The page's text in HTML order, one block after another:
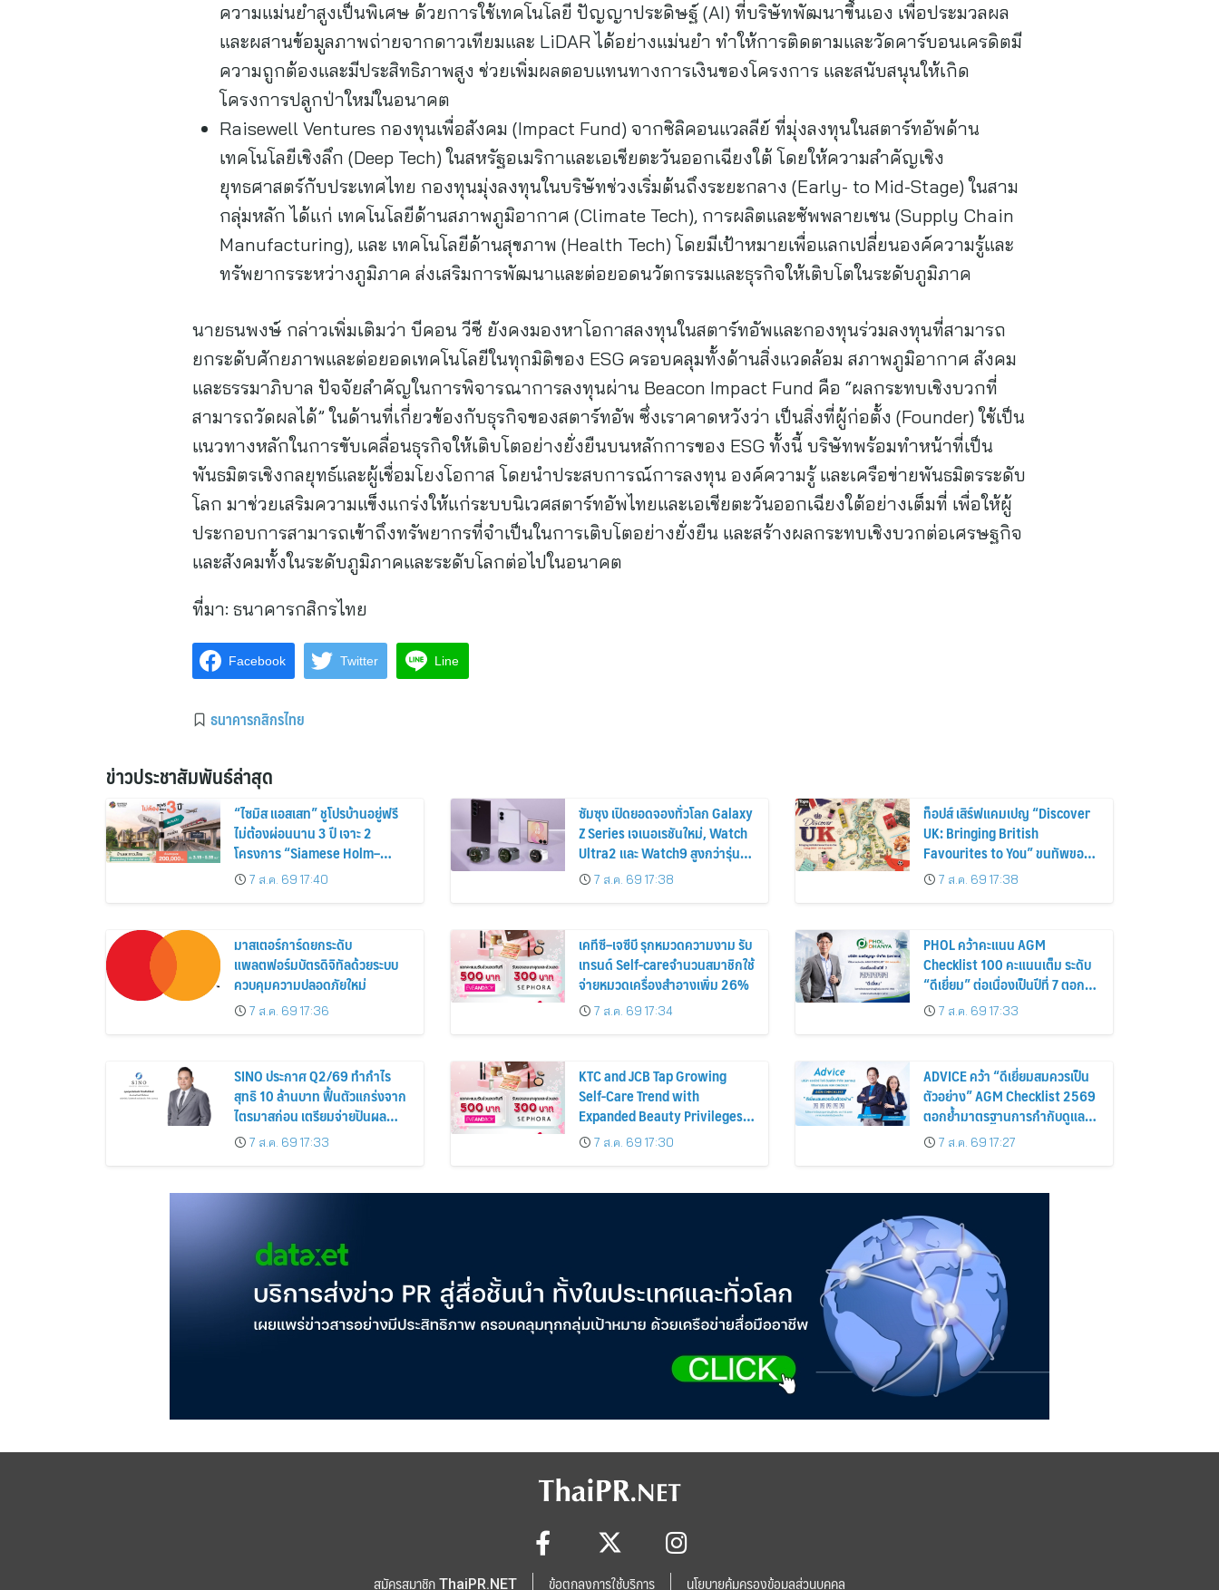
ความแม่นยำสูงเป็นพิเศษ ด้วยการใช้เทคโนโลยี ปัญญาประดิษฐ์ (AI) ที่บริษัทพัฒนาขึ้นเอง เพื่อประมวลผล
และผสานข้อมูลภาพถ่ายจากดาวเทียมและ LiDAR ได้อย่างแม่นยำ ทำให้การติดตามและวัดคาร์บอนเครดิตมี
ความถูกต้องและมีประสิทธิภาพสูง ช่วยเพิ่มผลตอบแทนทางการเงินของโครงการ และสนับสนุนให้เกิด
โครงการปลูกป่าใหม่ในอนาคต
Raisewell Ventures กองทุนเพื่อสังคม (Impact Fund) จากซิลิคอนแวลลีย์ ที่มุ่งลงทุนในสตาร์ทอัพด้าน
เทคโนโลยีเชิงลึก (Deep Tech) ในสหรัฐอเมริกาและเอเชียตะวันออกเฉียงใต้ โดยให้ความสำคัญเชิง
ยุทธศาสตร์กับประเทศไทย กองทุนมุ่งลงทุนในบริษัทช่วงเริ่มต้นถึงระยะกลาง (Early- to Mid-Stage) ในสาม
กลุ่มหลัก ได้แก่ เทคโนโลยีด้านสภาพภูมิอากาศ (Climate Tech), การผลิตและซัพพลายเชน (Supply Chain
Manufacturing), และ เทคโนโลยีด้านสุขภาพ (Health Tech) โดยมีเป้าหมายเพื่อแลกเปลี่ยนองค์ความรู้และ
ทรัพยากรระหว่างภูมิภาค ส่งเสริมการพัฒนาและต่อยอดนวัตกรรมและธุรกิจให้เติบโตในระดับภูมิภาค
นายธนพงษ์ กล่าวเพิ่มเติมว่า บีคอน วีซี ยังคงมองหาโอกาสลงทุนในสตาร์ทอัพและกองทุนร่วมลงทุนที่สามารถ
ยกระดับศักยภาพและต่อยอดเทคโนโลยีในทุกมิติของ ESG ครอบคลุมทั้งด้านสิ่งแวดล้อม สภาพภูมิอากาศ สังคม
และธรรมาภิบาล ปัจจัยสำคัญในการพิจารณาการลงทุนผ่าน Beacon Impact Fund คือ “ผลกระทบเชิงบวกที่
สามารถวัดผลได้” ในด้านที่เกี่ยวข้องกับธุรกิจของสตาร์ทอัพ ซึ่งเราคาดหวังว่า เป็นสิ่งที่ผู้ก่อตั้ง (Founder) ใช้เป็น
แนวทางหลักในการขับเคลื่อนธุรกิจให้เติบโตอย่างยั่งยืนบนหลักการของ ESG ทั้งนี้ บริษัทพร้อมทำหน้าที่เป็น
พันธมิตรเชิงกลยุทธ์และผู้เชื่อมโยงโอกาส โดยนำประสบการณ์การลงทุน องค์ความรู้ และเครือข่ายพันธมิตรระดับ
โลก มาช่วยเสริมความแข็งแกร่งให้แก่ระบบนิเวศสตาร์ทอัพไทยและเอเชียตะวันออกเฉียงใต้อย่างเต็มที่ เพื่อให้ผู้
ประกอบการสามารถเข้าถึงทรัพยากรที่จำเป็นในการเติบโตอย่างยั่งยืน และสร้างผลกระทบเชิงบวกต่อเศรษฐกิจ
และสังคมทั้งในระดับภูมิภาคและระดับโลกต่อไปในอนาคต
ที่มา: ธนาคารกสิกรไทย
Facebook Twitter Line
ธนาคารกสิกรไทย
ข่าวประชาสัมพันธ์ล่าสุด
“ไซมิส แอสเสท” ชูโปรบ้านอยู่ฟรี
ไม่ต้องผ่อนนาน 3 ปี เจาะ 2
โครงการ “Siamese Holm–
Siamese Blossom” พร้อม
ส่วนลดและสิทธิพิเศษถึง 31
7 ส.ค. 69 17:40
ซัมซุง เปิดยอดจองทั่วโลก Galaxy
Z Series เจเนอเรชันใหม่, Watch
Ultra2 และ Watch9 สูงกว่ารุ่น
ก่อนหน้ากว่า 30%
7 ส.ค. 69 17:38
ท็อปส์ เสิร์ฟแคมเปญ “Discover
UK: Bringing British
Favourites to You” ขนทัพของ
อร่อยและไอเท็มฮิตจากสหราช
อาณาจักร ส่งตรงถึงมือตั้งแต่วัน
7 ส.ค. 69 17:38
มาสเตอร์การ์ดยกระดับ
แพลตฟอร์มบัตรดิจิทัลด้วยระบบ
ควบคุมความปลอดภัยใหม่
7 ส.ค. 69 17:36
เคทีซี–เจซีบี รุกหมวดความงาม รับ
เทรนด์ Self-careจำนวนสมาชิกใช้
จ่ายหมวดเครื่องสำอางเพิ่ม 26%
7 ส.ค. 69 17:34
PHOL คว้าคะแนน AGM
Checklist 100 คะแนนเต็ม ระดับ
“ดีเยี่ยม” ต่อเนื่องเป็นปีที่ 7 ตอกย้ำ
การดำเนินธุรกิจตามหลักธรรมาภิ
บาล โปร่งใส สร้างความเชื่อมั่นผู้
7 ส.ค. 69 17:33
SINO ประกาศ Q2/69 ทำกำไร
สุทธิ 10 ล้านบาท ฟื้นตัวแกร่งจาก
ไตรมาสก่อน เตรียมจ่ายปันผล
ระหว่างกาล 0.014423 บาทต่อหุ้น
ครึ่งปีหลังมุ่งเติบโตต่อเนื่อง
7 ส.ค. 69 17:33
KTC and JCB Tap Growing
Self-Care Trend with
Expanded Beauty Privileges
Number of KTC JCB
Cardmembers Spending on
7 ส.ค. 69 17:30
ADVICE คว้า “ดีเยี่ยมสมควรเป็น
ตัวอย่าง” AGM Checklist 2569
ตอกย้ำมาตรฐานการกำกับดูแล
กิจการที่ดี
7 ส.ค. 69 17:27
สมัครสมาชิก ThaiPR.NET ข้อตกลงการใช้บริการ นโยบายคุ้มครองข้อมูลส่วนบุคคล